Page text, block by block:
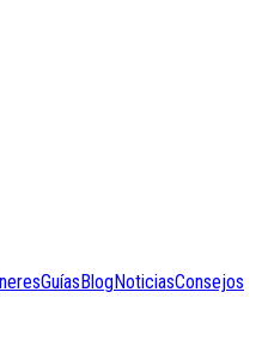
GuíasBlogNoticiasConsejos